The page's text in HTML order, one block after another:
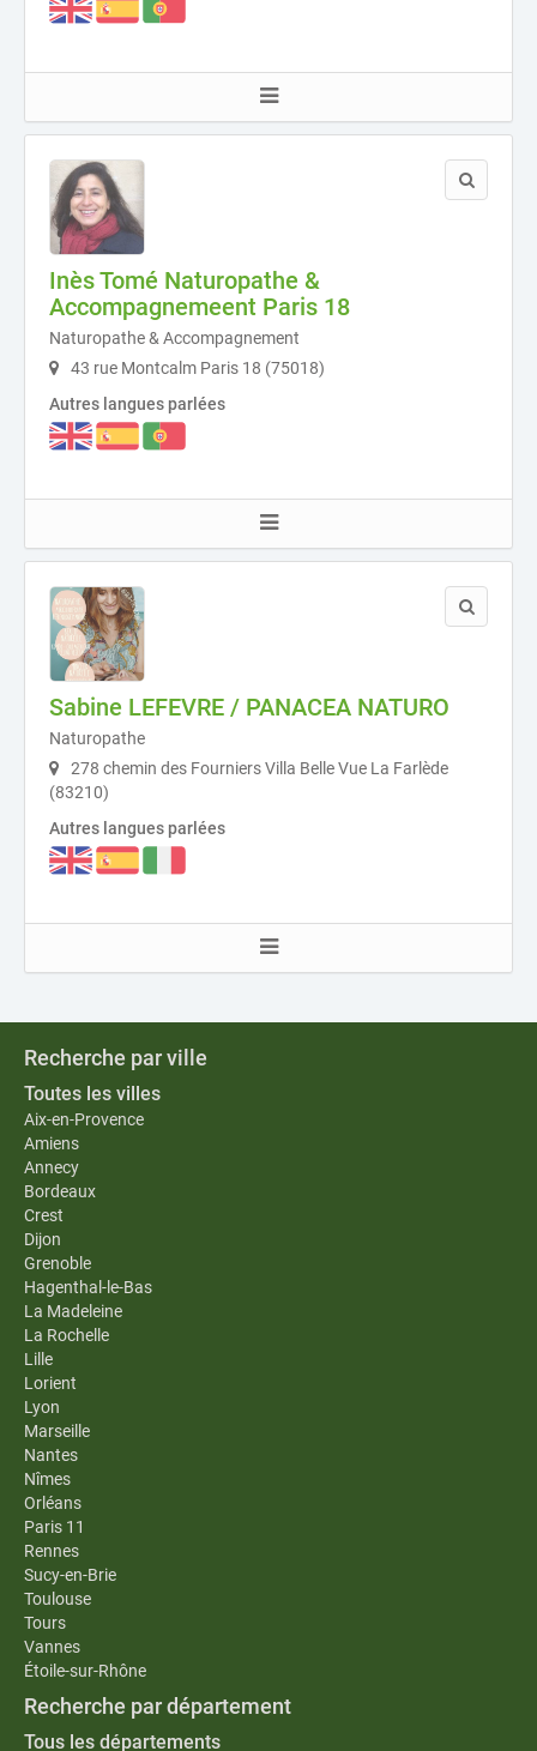
Inès Tomé Naturopathe &
Accompagnemeent Paris 18
Naturopathe & Accompagnement
43 rue Montcalm Paris 18 (75018)
Autres langues parlées
Sabine LEFEVRE / PANACEA NATURO
Naturopathe
278 chemin des Fourniers Villa Belle Vue La Farlède
(83210)
Autres langues parlées
Recherche par ville
Toutes les villes
Aix-en-Provence
Amiens
Annecy
Bordeaux
Crest
Dijon
Grenoble
Hagenthal-le-Bas
La Madeleine
La Rochelle
Lille
Lorient
Lyon
Marseille
Nantes
Nîmes
Orléans
Paris 11
Rennes
Sucy-en-Brie
Toulouse
Tours
Vannes
Étoile-sur-Rhône
Recherche par département
Tous les départements